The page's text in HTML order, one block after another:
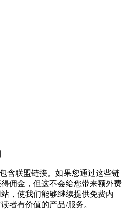
含联盟链接。如果您通过这些链
佣金，但这不会给您带来额外费
，使我们能够继续提供免费内
者有价值的产品/服务。